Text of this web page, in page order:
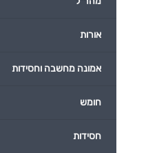
אורות
אמונה מחשבה וחסידות
חומש
חסידות